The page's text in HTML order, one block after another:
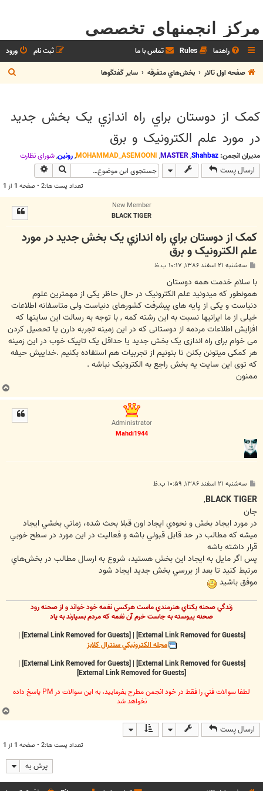
مرکز انجمنهای تخصصی
راهنما Rules تماس با ما ورود
ثبت نام
صفحه اول تالار
بخش‌‌هاي متفرقه ساير گفتگوها
س
کمک از دوستان براي راه اندازي يک بخش جديد
در مورد علم الکترونيک و برق
مدیران انجمن: Shahbaz
,
MASTER
,
MOHAMMAD_ASEMOONI
,رونین,شوراي نظارت
ارسال پست جستجو
تعداد پست ها:2 • صفحه 1 از 1
New Member
BLACK TIGER
کمک از دوستان براي راه اندازي يک بخش جديد در مورد
علم الکترونيک و برق
ت
سه‌شنبه ۲۱ اسفند ۱۳۸۶, ۱۰:۱۷ ب.ظ
با سلام خدمت همه دوستان
همونطور که میدونید علم الکترونیک در حال حاظر یکی از مهمترین علوم
دنیاست و یکی از پایه های پیشرفت کشورهای دنیاست ولی متاسفانه اطلاعات
خیلی از ما ایرانیها نسبت به این رشته کمه , با توجه به رسالت این سایتها که
افزایش اطلاعات مردمه از دوستانی که در این زمینه تجربه دارن یا تحصیل کردن
می خوام برای راه اندازی یک بخش جدید یا حداقل یک تاپیک خوب در این زمینه
هر کمکی میتونن بکنن تا بتونیم از تجربیات هم استفاده بکنیم .خداییش حیفه
که توی این سایت یه بخش راجع به الکترونیک نباشه .
ممنون
Administrator
Mahdi1944
ت
سه‌شنبه ۲۱ اسفند ۱۳۸۶, ۱۰:۵۹ ب.ظ
BLACK TIGER
,
جان
در مورد ايجاد بخش و نحوه‌ي ايجاد اون قبلا بحث شده، زماني بخشي ايجاد
ميشه که مطالب در حد قابل قبولي باشه و فعاليت در اين مورد در سطح خوبي
قرار داشته باشه
پس اگر مايل به ايجاد اين بخش هستيد، شروع به ارسال مطالب در بخش‌هاي
مرتبط کنيد تا بعد از بررسي بخش جديد ايجاد شود
موفق باشيد
زندگي صحنه يکتاي هنرمندي ماست هرکسي نغمه خود خواند و از صحنه رود
صحنه پيوسته به جاست خرم آن نغمه که مردم بسپارند به ياد
[External Link Removed for Guests]
|
[External Link Removed for Guests]
|
مجله الکترونيکي سنترال کلابز
[External Link Removed for Guests]
|
[External Link Removed for Guests]
|
[External Link Removed for Guests]
لطفا سوالات فني را فقط در خود انجمن مطرح بفرماييد، به اين سوالات در PM پاسخ داده
نخواهد شد
ارسال پست
تعداد پست ها:2 • صفحه 1 از 1
پرش به